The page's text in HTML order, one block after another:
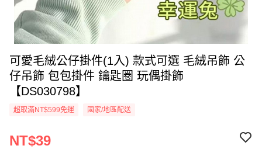
可愛毛絨公仔掛件(1入) 款式可選 毛絨吊飾 公
仔吊飾 包包掛件 鑰匙圈 玩偶掛飾
【DS030798】
超取滿NT$599免運 國家/地區配送
NT$39